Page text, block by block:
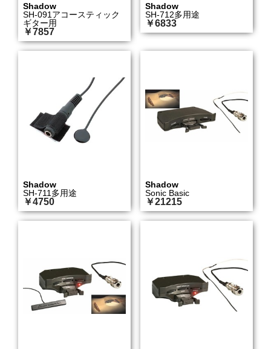
Shadow
SH-091アコースティック
ギター用
￥7857
Shadow
SH-712多用途
￥6833
Shadow
SH-711多用途
￥4750
Shadow
Sonic Basic
￥21215